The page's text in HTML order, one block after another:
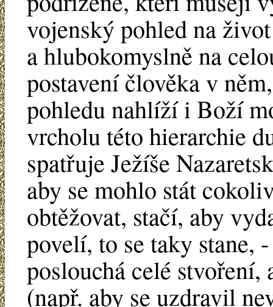
vojenský pohled na
a hlubokomyslně na
postavení člověka v
pohledu nahlíží i Boží
vrcholu této hierarchie
spatřuje Ježíše
aby se mohlo stát
obtěžovat, stačí, aby
povelí, to se taky stane,
poslouchá celé
(např. aby se uzdravil